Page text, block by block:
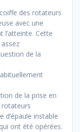
des rotateurs
avec une
l’atteinte. Cette
de la
de la prise en
rotateurs
d’épaule instable
ont été opérées.